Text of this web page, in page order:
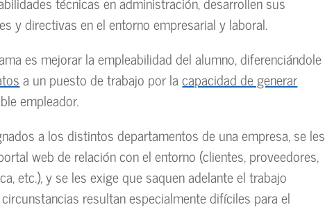
y directivas en el entorno empresarial y laboral.
es mejorar la empleabilidad del alumno, diferenciándole
a un puesto de trabajo por lacapacidad de generar
empleador.
a los distintos departamentos de una empresa, se les
web de relación con el entorno (clientes, proveedores,
etc.), y se les exige que saquen adelante el trabajo
resultan especialmente difíciles para el